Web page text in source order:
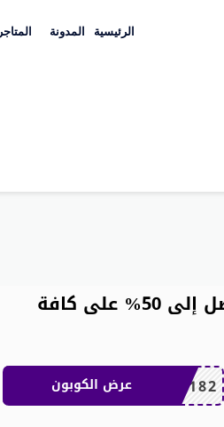
الرئيسية المدونة المتاجر
كوبون خصم نمشي السعودية: خصم يصل إلى 50% على كافة
AC182 عرض الكوبون